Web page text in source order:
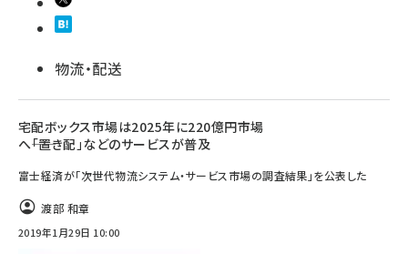
物流・配送
宅配ボックス市場は2025年に220億円市場
へ――「置き配」などのサービスが普及
富士経済が「次世代物流システム・サービス市場の調査結果」を公表した
渡部 和章
2019年1月29日 10:00